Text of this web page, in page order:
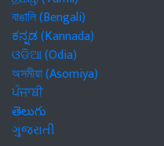
বাঙালি (Bengali)
ಕನ್ನಡ (Kannada)
ଓଡିଆ (Odia)
অসমীয়া (Asomiya)
ਪੰਜਾਬੀ
తెలుగు
ગુજરાતી